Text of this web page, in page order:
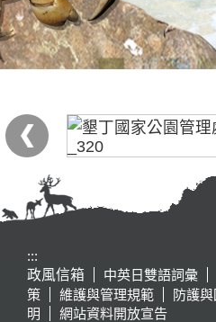
:::
政風信箱
中英日雙語詞彙
策
維護與管理規範 防護
明
網站資料開放宣告